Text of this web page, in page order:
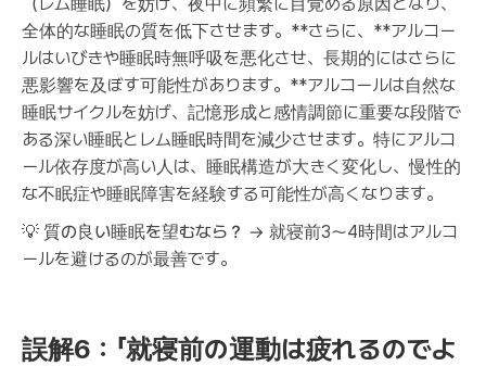
全体的な睡眠の質を低下させます。**さらに、**アルコー
ルはいびきや睡眠時無呼吸を悪化させ、長期的にはさらに
悪影響を及ぼす可能性があります。**アルコールは自然な
睡眠サイクルを妨げ、記憶形成と感情調節に重要な段階で
ある深い睡眠とレム睡眠時間を減少させます。特にアルコ
ール依存度が高い人は、睡眠構造が大きく変化し、慢性的
な不眠症や睡眠障害を経験する可能性が高くなります。
💡 質の良い睡眠を望むなら？ → 就寝前3〜4時間はアルコ
ールを避けるのが最善です。
誤解6：「就寝前の運動は疲れるのでよ